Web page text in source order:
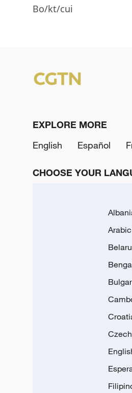
Bo/kt/cui
EXPLORE MORE
English
Español
CHOOSE YOUR
Arabic
Czech